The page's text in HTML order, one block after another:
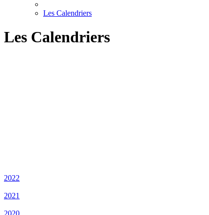
Les Calendriers
Les Calendriers
2022
2021
2020